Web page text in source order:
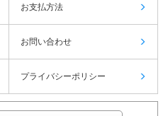
お支払方法
お問い合わせ
プライバシーポリシー